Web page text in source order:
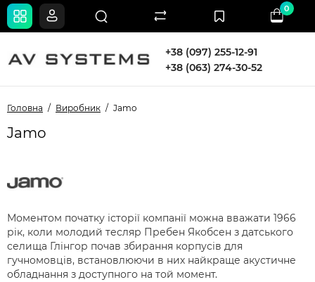
+38 (097) 255-12-91
+38 (063) 274-30-52
0
Головна Виробник Jamo
Jamo
Моментом початку історії компанії можна вважати 1966
рік, коли молодий тесляр Пребен Якобсен з датського
селища Глінгор почав збирання корпусів для
гучномовців, встановлюючи в них найкраще акустичне
обладнання з доступного на той момент.